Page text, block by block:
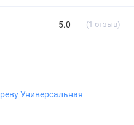
5.0 (1 отзыв)